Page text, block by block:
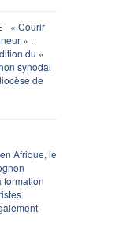
- « Courir
» :
du «
synodal
de
Afrique, le
formation